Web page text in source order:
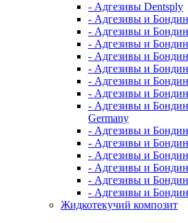
- Адгезивы Dentsply
- Адгезивы и
- Адгезивы и
- Адгезивы и
- Адгезивы и
- Адгезивы и
- Адгезивы и
- Адгезивы и
- Адгезивы и
Germany
- Адгезивы и
- Адгезивы и
- Адгезивы и
- Адгезивы и
- Адгезивы и
- Адгезивы и
Жидкотекучий композит